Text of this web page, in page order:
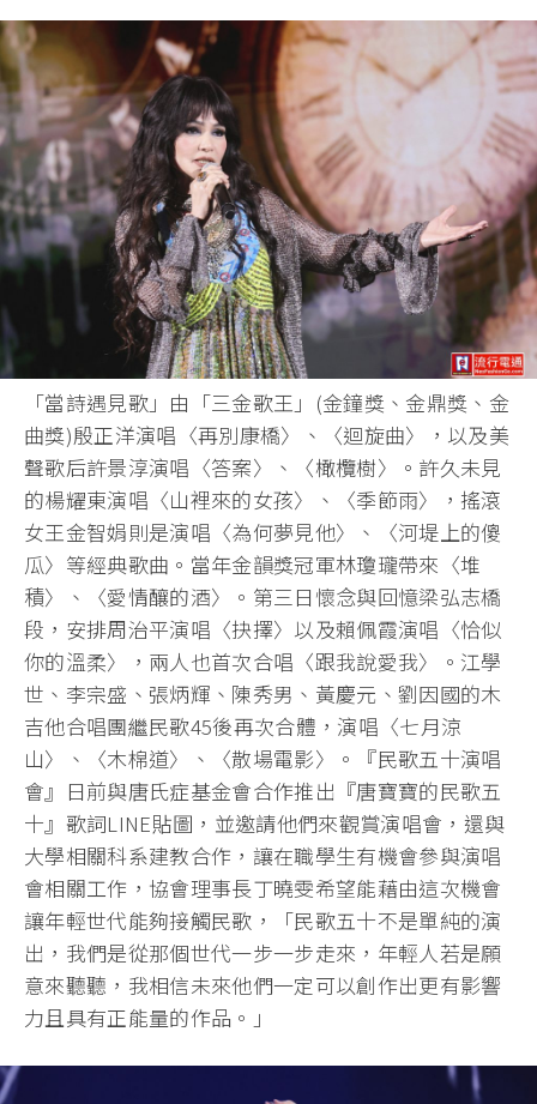
「當詩遇見歌」由「三金歌王」(金鐘獎、金鼎獎、金
曲獎)殷正洋演唱〈再別康橋〉、〈迴旋曲〉，以及美
聲歌后許景淳演唱〈答案〉、〈橄欖樹〉。許久未見
的楊耀東演唱〈山裡來的女孩〉、〈季節雨〉，搖滾
女王金智娟則是演唱〈為何夢見他〉、〈河堤上的傻
瓜〉等經典歌曲。當年金韻獎冠軍林瓊瓏帶來〈堆
積〉、〈愛情釀的酒〉。第三日懷念與回憶梁弘志橋
段，安排周治平演唱〈抉擇〉以及賴佩霞演唱〈恰似
你的溫柔〉，兩人也首次合唱〈跟我說愛我〉。江學
世、李宗盛、張炳輝、陳秀男、黃慶元、劉因國的木
吉他合唱團繼民歌45後再次合體，演唱〈七月涼
山〉、〈木棉道〉、〈散場電影〉。『民歌五十演唱
會』日前與唐氏症基金會合作推出『唐寶寶的民歌五
十』歌詞LINE貼圖，並邀請他們來觀賞演唱會，還與
大學相關科系建教合作，讓在職學生有機會參與演唱
會相關工作，協會理事長丁曉雯希望能藉由這次機會
讓年輕世代能夠接觸民歌，「民歌五十不是單純的演
出，我們是從那個世代一步一步走來，年輕人若是願
意來聽聽，我相信未來他們一定可以創作出更有影響
力且具有正能量的作品。」